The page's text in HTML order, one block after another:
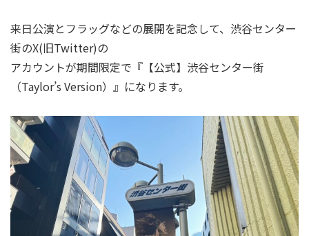
来日公演とフラッグなどの展開を記念して、渋谷センター
街のX(旧Twitter)の
アカウントが期間限定で『【公式】渋谷センター街
（Taylor’s Version）』になります。